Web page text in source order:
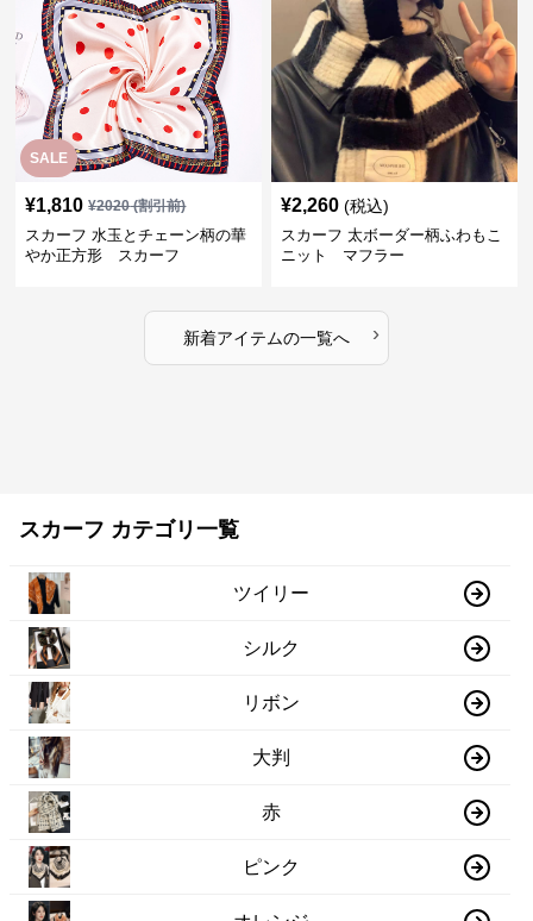
SALE
¥1,810 ¥2020(割引前)
スカーフ 水玉とチェーン柄の華
やか正方形 スカーフ
¥2,260 (税込)
スカーフ 太ボーダー柄ふわもこ
ニット マフラー
新着アイテムの一覧へ ›
スカーフ カテゴリ一覧
ツイリー
シルク
リボン
大判
赤
ピンク